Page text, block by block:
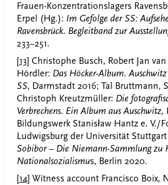
Frauen-Konzentrationslagers
Erpel (Hg.): Im Gefolge der SS:
Ravensbrück. Begleitband zur
233–251.
[13] Christophe Busch, Robert Jan
Hördler: Das Höcker-Album.
SS, Darmstadt 2016; Tal Bruttmann,
Christoph Kreutzmüller: Die
Verbrechens. Ein Album aus Auschwitz,
Bildungswerk Stanisław Hantz e. V./
Ludwigsburg der Universität
Sobibor– Die Niemann-Sammlung zu
Nationalsozialismus, Berlin 2020.
[14] Witness account Francisco Boix,